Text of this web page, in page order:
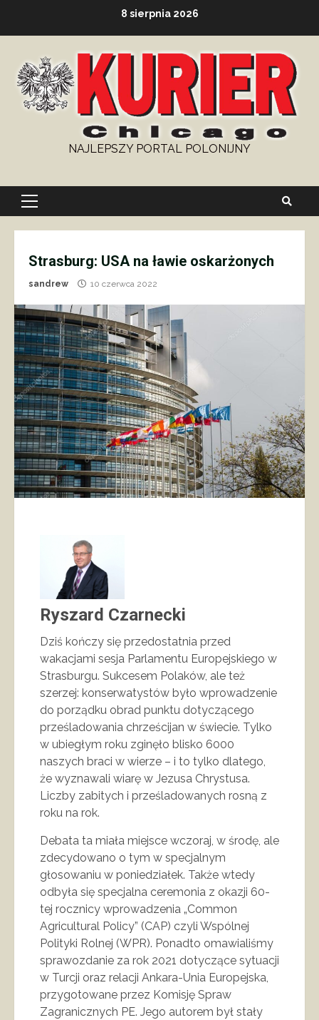
8 sierpnia 2026
NAJLEPSZY PORTAL POLONIJNY
Primary
Strasburg: USA na ławie oskarżonych
sandrew 10 czerwca 2022
Ryszard Czarnecki
Dziś kończy się przedostatnia przed
wakacjami sesja Parlamentu Europejskiego w
Strasburgu. Sukcesem Polaków, ale też
szerzej: konserwatystów było wprowadzenie
do porządku obrad punktu dotyczącego
prześladowania chrześcijan w świecie. Tylko
w ubiegłym roku zginęło blisko 6000
naszych braci w wierze – i to tylko dlatego,
że wyznawali wiarę w Jezusa Chrystusa.
Liczby zabitych i prześladowanych rosną z
roku na rok.
Debata ta miała miejsce wczoraj, w środę, ale
zdecydowano o tym w specjalnym
głosowaniu w poniedziałek. Także wtedy
odbyła się specjalna ceremonia z okazji 60-
tej rocznicy wprowadzenia „Common
Agricultural Policy” (CAP) czyli Wspólnej
Polityki Rolnej (WPR). Ponadto omawialiśmy
sprawozdanie za rok 2021 dotyczące sytuacji
w Turcji oraz relacji Ankara-Unia Europejska,
przygotowane przez Komisję Spraw
Zagranicznych PE. Jego autorem był stały